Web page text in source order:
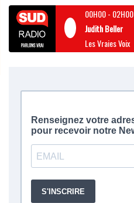
00H00- 02H00
Judith Beller
Les Vraies Voix